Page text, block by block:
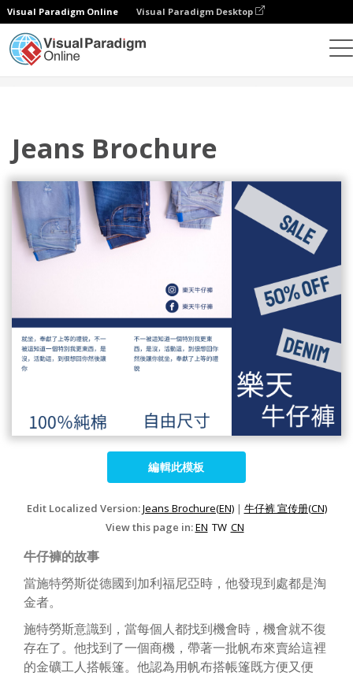
Visual Paradigm Online Visual Paradigm Desktop
Jeans Brochure
編輯此模板
Edit Localized Version:Jeans Brochure(EN)| 牛仔裤 宣传册(CN)
View this page in:EN TW CN
牛仔褲的故事
當施特勞斯從德國到加利福尼亞時，他發現到處都是淘
金者。
施特勞斯意識到，當每個人都找到機會時，機會就不復
存在了。他找到了一個商機，帶著一批帆布來賣給這裡
的金礦工人搭帳篷。他認為用帆布搭帳篷既方便又便